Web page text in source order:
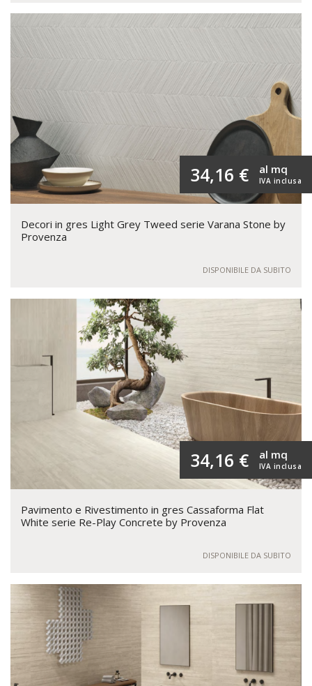
34,16 € IVA inclusa
al mq
Decori in gres Light Grey Tweed serie Varana Stone by
Provenza
DISPONIBILE DA SUBITO
34,16 € IVA inclusa
al mq
Pavimento e Rivestimento in gres Cassaforma Flat
White serie Re-Play Concrete by Provenza
DISPONIBILE DA SUBITO